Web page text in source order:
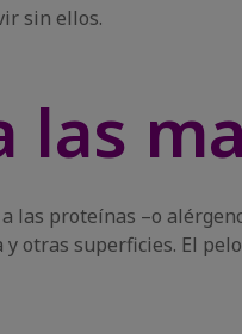
sin ellos.
las
proteínas –o
otras superficies. El